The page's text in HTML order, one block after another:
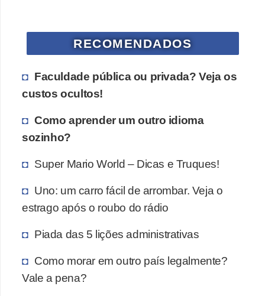
RECOMENDADOS
Faculdade pública ou privada? Veja os
custos ocultos!
Como aprender um outro idioma
sozinho?
Super Mario World – Dicas e Truques!
Uno: um carro fácil de arrombar. Veja o
estrago após o roubo do rádio
Piada das 5 lições administrativas
Como morar em outro país legalmente?
Vale a pena?